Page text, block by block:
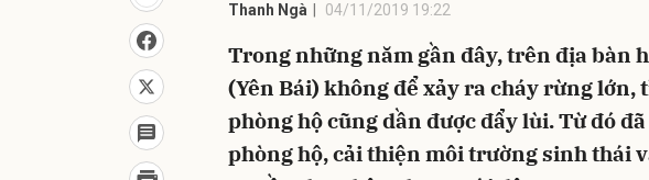
Thanh Ngà 04/11/2019 19:22
Trong những năm gần đây, trên địa bàn
(Yên Bái) không để xảy ra cháy rừng
phòng hộ cũng dần được đẩy lùi. Từ đó
phòng hộ, cải thiện môi trường sinh thái